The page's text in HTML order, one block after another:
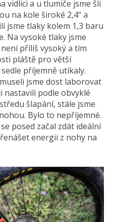
vidlici a u tlumiče jsme šli
na kole široké 2,4“ a
jsme tlaky kolem 1,3 baru
Na vysoké tlaky jsme
příliš vysoký a tím
pláště pro větší
příjemně utíkaly.
jsme dost laborovat
nastavili podle obvyklé
šlapání, stále jsme
Bylo to nepříjemné.
posed začal zdát ideální
energii z nohy na